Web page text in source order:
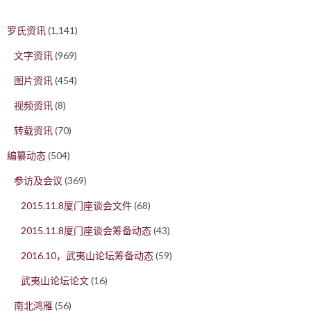
罗氏资讯(1,141)
文字资讯(969)
图片资讯(454)
视频资讯(8)
转载资讯(70)
编纂动态(504)
参访及会议 (369)
2015.11.8厦门座谈会文件(68)
2015.11.8厦门座谈会筹备动态(43)
2016.10，武夷山论坛筹备动态(59)
武夷山论坛论文(16)
南北鸿雁(56)